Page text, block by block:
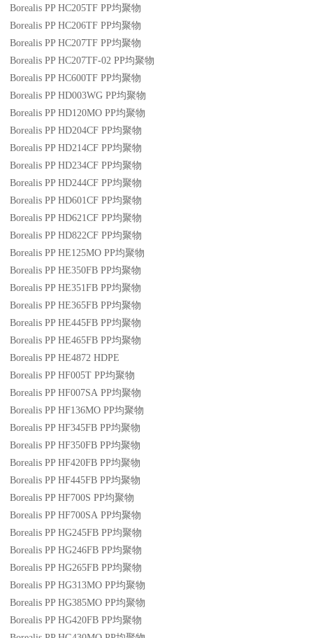
Borealis PP HC205TF PP均聚物
Borealis PP HC206TF PP均聚物
Borealis PP HC207TF PP均聚物
Borealis PP HC207TF-02 PP均聚物
Borealis PP HC600TF PP均聚物
Borealis PP HD003WG PP均聚物
Borealis PP HD120MO PP均聚物
Borealis PP HD204CF PP均聚物
Borealis PP HD214CF PP均聚物
Borealis PP HD234CF PP均聚物
Borealis PP HD244CF PP均聚物
Borealis PP HD601CF PP均聚物
Borealis PP HD621CF PP均聚物
Borealis PP HD822CF PP均聚物
Borealis PP HE125MO PP均聚物
Borealis PP HE350FB PP均聚物
Borealis PP HE351FB PP均聚物
Borealis PP HE365FB PP均聚物
Borealis PP HE445FB PP均聚物
Borealis PP HE465FB PP均聚物
Borealis PP HE4872 HDPE
Borealis PP HF005T PP均聚物
Borealis PP HF007SA PP均聚物
Borealis PP HF136MO PP均聚物
Borealis PP HF345FB PP均聚物
Borealis PP HF350FB PP均聚物
Borealis PP HF420FB PP均聚物
Borealis PP HF445FB PP均聚物
Borealis PP HF700S PP均聚物
Borealis PP HF700SA PP均聚物
Borealis PP HG245FB PP均聚物
Borealis PP HG246FB PP均聚物
Borealis PP HG265FB PP均聚物
Borealis PP HG313MO PP均聚物
Borealis PP HG385MO PP均聚物
Borealis PP HG420FB PP均聚物